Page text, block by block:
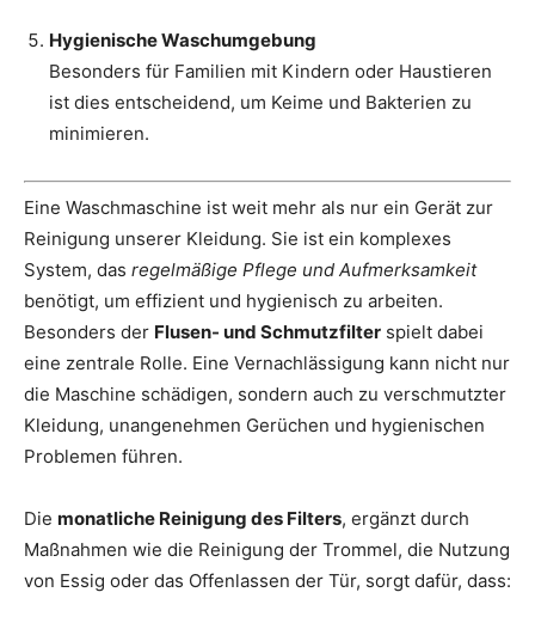
Hygienische Waschumgebung
Besonders für Familien mit Kindern oder Haustieren
ist dies entscheidend, um Keime und Bakterien zu
minimieren.
Eine Waschmaschine ist weit mehr als nur ein Gerät zur
Reinigung unserer Kleidung. Sie ist ein komplexes
System, das regelmäßige Pflege und Aufmerksamkeit
benötigt, um effizient und hygienisch zu arbeiten.
Besonders der Flusen- und Schmutzfilter spielt dabei
eine zentrale Rolle. Eine Vernachlässigung kann nicht nur
die Maschine schädigen, sondern auch zu verschmutzter
Kleidung, unangenehmen Gerüchen und hygienischen
Problemen führen.
Die monatliche Reinigung des Filters, ergänzt durch
Maßnahmen wie die Reinigung der Trommel, die Nutzung
von Essig oder das Offenlassen der Tür, sorgt dafür, dass: